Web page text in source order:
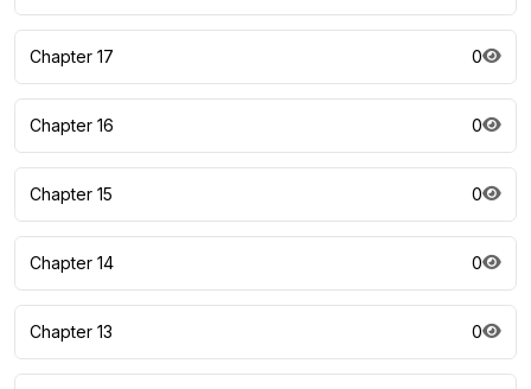
Chapter 17 0
Chapter 16 0
Chapter 15 0
Chapter 14 0
Chapter 13 0